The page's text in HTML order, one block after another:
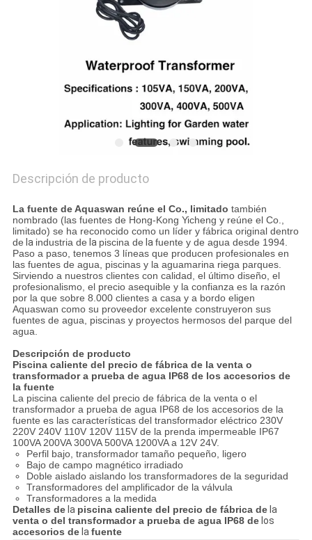
Descripción de producto
La fuente de Aquaswan reúne el Co., limitado también
nombrado (las fuentes de Hong-Kong Yicheng y reúne el Co.,
limitado) se ha reconocido como un líder y fábrica original dentro
de la industria de la piscina de lafuente y de agua desde 1994.
Paso a paso, tenemos 3 líneas que producen profesionales en
las fuentes de agua, piscinas y la aguamarina riega parques.
Sirviendo a nuestros clientes con calidad, el último diseño, el
profesionalismo, el precio asequible y la confianza es la razón
por la que sobre 8.000 clientes a casa y a bordo eligen
Aquaswan como su proveedor excelente construyeron sus
fuentes de agua, piscinas y proyectos hermosos del parque del
agua.
Descripción de producto
Piscina caliente del precio de fábrica de la venta o
transformador a prueba de agua IP68 de los accesorios de
la fuente
La piscina caliente del precio de fábrica de la venta o el
transformador a prueba de agua IP68 de los accesorios de la
fuente es las características del transformador eléctrico 230V
220V 240V 110V 120V 115V de la prenda impermeable IP67
100VA 200VA 300VA 500VA 1200VA a 12V 24V.
Perfil bajo, transformador tamaño pequeño, ligero
Bajo de campo magnético irradiado
Doble aislado aislando los transformadores de la seguridad
Transformadores del amplificador de la válvula
Transformadores a la medida
Detalles dela piscina caliente del precio de fábrica dela
venta o del transformador a prueba de agua IP68 delos
accesorios delafuente